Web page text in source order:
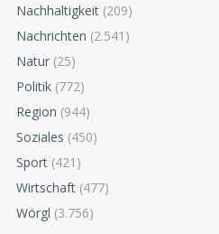
Nachhaltigkeit (209)
Nachrichten (2.541)
Natur (25)
Politik (772)
Region (944)
Soziales (450)
Sport (421)
Wirtschaft (477)
Wörgl (3.756)